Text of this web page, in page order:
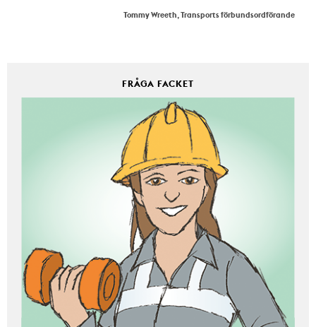
Tommy Wreeth, Transports förbundsordförande
FRÅGA FACKET